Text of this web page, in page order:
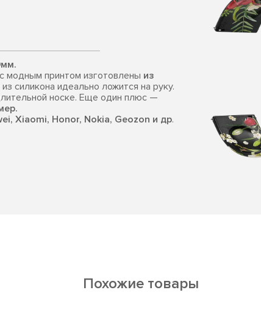
модным принтом изготовлены из
силикона идеально ложится на руку.
носке. Еще один плюс —
Xiaomi, Honor, Nokia, Geozon и др.
Похожие товары